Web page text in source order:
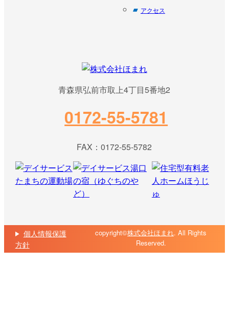
アクセス
青森県弘前市取上4丁目5番地2
0172-55-5781
FAX：0172-55-5782
個人情報保護
方針
copyright©株式会社ほまれ. All Rights
Reserved.